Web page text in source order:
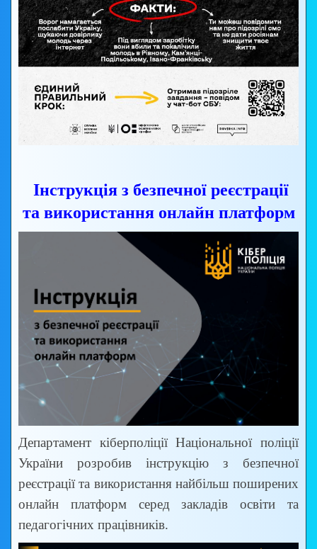
Інструкція з безпечної реєстрації
та використання онлайн платформ
Департамент кіберполіції Національної поліції
України розробив інструкцію з безпечної
реєстрації та використання найбільш поширених
онлайн платформ серед закладів освіти та
педагогічних працівників.